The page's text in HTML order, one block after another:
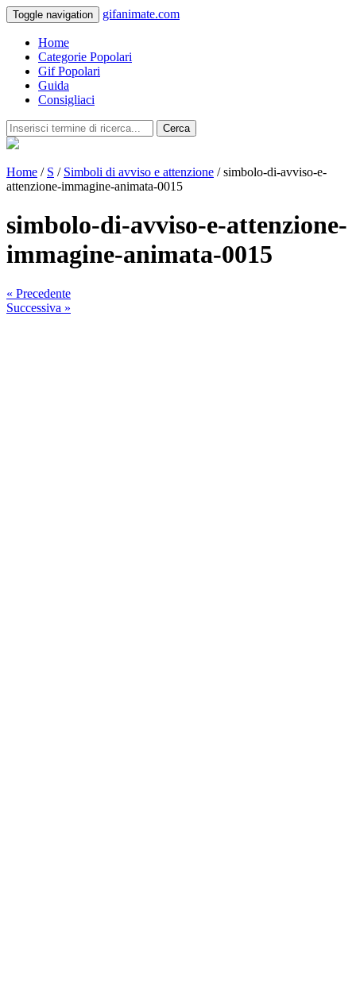
Toggle navigation gifanimate.com
Home
Categorie Popolari
Gif Popolari
Guida
Consigliaci
Cerca
Home / S / Simboli di avviso e attenzione / simbolo-di-avviso-e-
attenzione-immagine-animata-0015
simbolo-di-avviso-e-attenzione-
immagine-animata-0015
« Precedente
Successiva »